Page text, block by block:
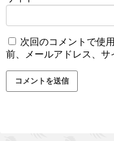
次回のコメントで使
前、メールアドレス、サ